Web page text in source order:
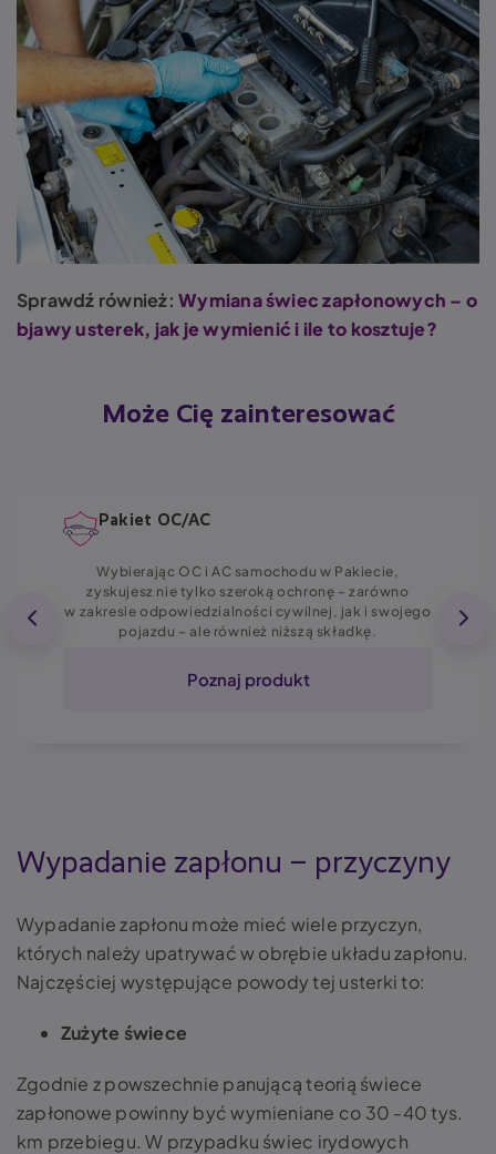
Sprawdź również: Wymiana świec zapłonowych – o
bjawy usterek, jak je wymienić i ile to kosztuje?
Może Cię zainteresować
Pakiet OC/AC
Wybierając OC i AC samochodu w Pakiecie,
zyskujesz nie tylko szeroką ochronę – zarówno
w zakresie odpowiedzialności cywilnej, jak i swojego
pojazdu – ale również niższą składkę.
Poznaj produkt
Wypadanie zapłonu – przyczyny
Wypadanie zapłonu może mieć wiele przyczyn,
których należy upatrywać w obrębie układu zapłonu.
Najczęściej występujące powody tej usterki to:
Zużyte świece
Zgodnie z powszechnie panującą teorią świece
zapłonowe powinny być wymieniane co 30 -40 tys.
km przebiegu. W przypadku świec irydowych